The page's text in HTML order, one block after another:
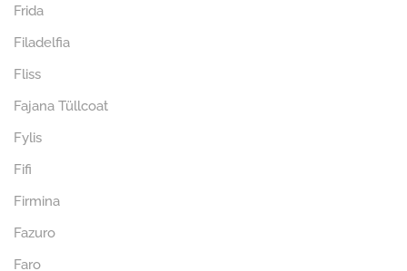
Frida
Filadelfia
Fliss
Fajana Tüllcoat
Fylis
Fifi
Firmina
Fazuro
Faro